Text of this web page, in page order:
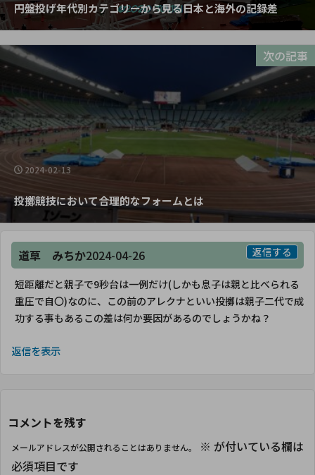
円盤投げ年代別カテゴリーから見る日本と海外の記録差
次の記事
2024-02-13
投擲競技において合理的なフォームとは
道草 みちか2024-04-26
短距離だと親子で9秒台は一例だけ(しかも息子は親と比べられる
重圧で自〇)なのに、この前のアレクナといい投擲は親子二代で成
功する事もあるこの差は何か要因があるのでしょうかね？
返信を表示
返信する
コメントを残す
メールアドレスが公開されることはありません。 ※ が付いている欄は
必須項目です